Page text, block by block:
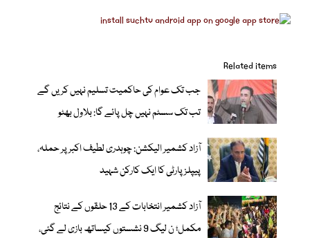
Related items
جب تک عوام کی حاکمیت تسلیم نہیں کریں گے
تب تک سسٹم نہیں چل پائے گا: بلاول بھٹو
آزاد کشمیر الیکشن: چوہدری لطیف اکبر پر حملہ،
پیپلز پارٹی کا ایک کارکن شہید
آزاد کشمیر انتخابات کے 13 حلقوں کے نتائج
مکمل؛ ن لیگ 9 نشستوں کیساتھ بازی لے گئی،